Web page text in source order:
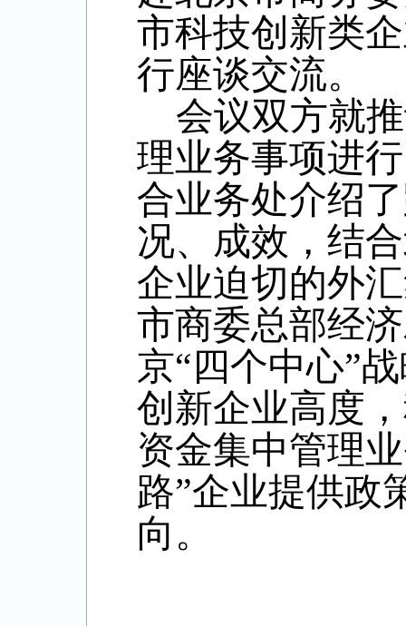
市科技创新类
行座谈交流。
会议双方就
理业务事项进
合业务处介绍
况、成效，结
企业迫切的外
市商委总部经
京“四个中心”
创新企业高度
资金集中管理
路”企业提供政
向。